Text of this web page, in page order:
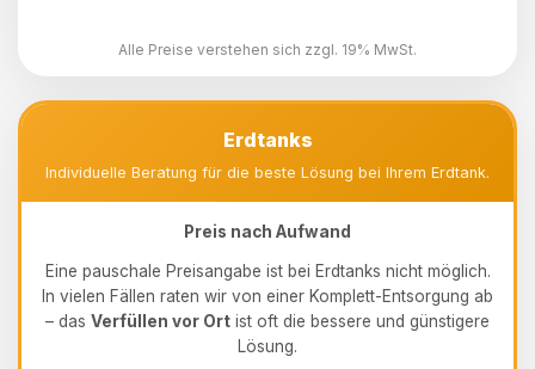
Alle Preise verstehen sich zzgl. 19% MwSt.
Erdtanks
Individuelle Beratung für die beste Lösung bei Ihrem Erdtank.
Preis nach Aufwand
Eine pauschale Preisangabe ist bei Erdtanks nicht möglich.
In vielen Fällen raten wir von einer Komplett-Entsorgung ab
– das Verfüllen vor Ort ist oft die bessere und günstigere
Lösung.